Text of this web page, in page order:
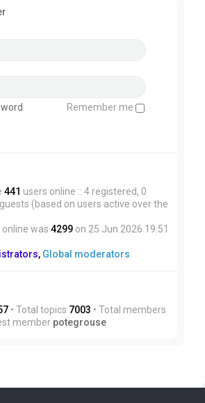
Remember me
441 users online :: 4 registered, 0
(based on users active over the
was 4299 on 25 Jun 2026 19:51
, Global moderators
• Total topics 7003 • Total members
member potegrouse